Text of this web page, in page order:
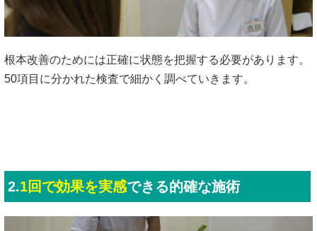
根本改善のためには正確に状態を把握する必要があります。
50項目に分かれた検査で細かく調べていきます。
2.1回で効果を実感できる的確な施術